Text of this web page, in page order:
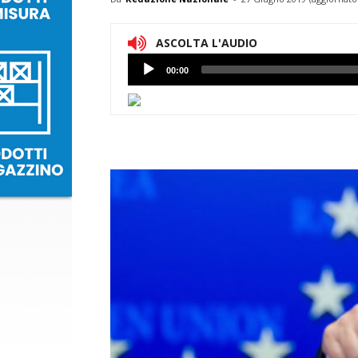
ASCOLTA L'AUDIO
Lettore
Audio
00:00